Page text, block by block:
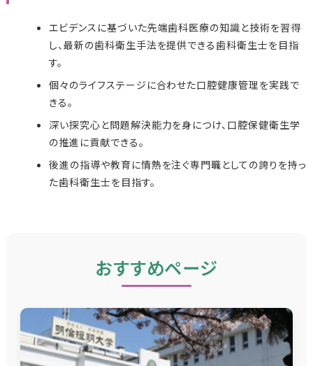
エビデンスに基づいた先端歯科医療の知識と技術を習得
し、最新の歯科衛生手法を提供できる歯科衛生士を目指
す。
個々のライフステージに合わせた口腔健康管理を実践で
きる。
深い探究心と問題解決能力を身につけ、口腔保健衛生学
の推進に貢献できる。
後進の指導や教育に情熱を注ぐ専門職としての誇りを持っ
た歯科衛生士を目指す。
おすすめページ
グ
ル
ー
プ